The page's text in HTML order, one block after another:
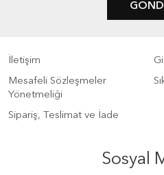
İletişim
Mesafeli Sözleşmeler
Yönetmeliği
Sipariş, Teslimat ve İade
Sosyal